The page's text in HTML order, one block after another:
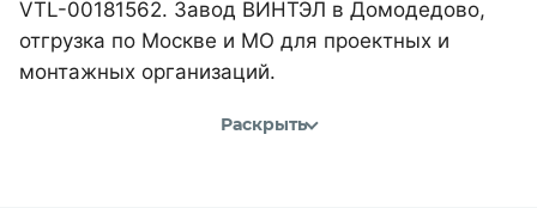
VTL-00181562. Завод ВИНТЭЛ в Домодедово,
отгрузка по Москве и МО для проектных и
монтажных организаций.
Раскрыть